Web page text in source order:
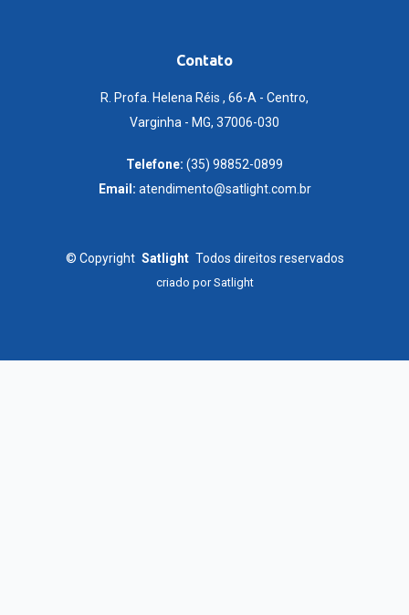
Contato
R. Profa. Helena Réis , 66-A - Centro,
Varginha - MG, 37006-030
Telefone: (35) 98852-0899
Email: atendimento@satlight.com.br
© Copyright Satlight Todos direitos reservados
criado porSatlight